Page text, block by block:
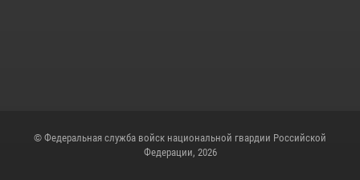
© Федеральная служба войск национальной гвардии Российской
Федерации, 2026